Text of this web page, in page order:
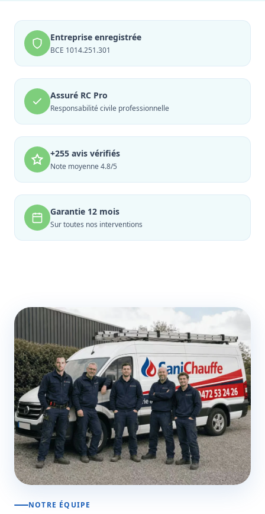
Entreprise enregistrée
BCE 1014.251.301
Assuré RC Pro
Responsabilité civile professionnelle
+255 avis vérifiés
Note moyenne 4.8/5
Garantie 12 mois
Sur toutes nos interventions
NOTRE ÉQUIPE